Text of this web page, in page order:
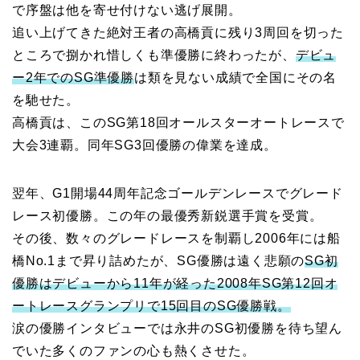
で序盤は他を寄せ付けない逃げ展開。
追い上げてきた絶対王者の高橋貢に残り3周回を切った
ところで捌かれ惜しくも準優勝に終わったが、 デビュ
ー2年でのSG準優勝は類を見ない成績で全国にその名
を馳せた。
高橋貢は、このSG第18回オールスターオートレースで
大会3連覇。同年SG3回優勝の偉業を達成。
翌年、G1開場44周年記念ゴールデンレースでグレード
レース初優勝。この年の最優秀新鋭選手賞を受賞。
その後、数々のグレードレースを制覇し2006年には船
橋No.1まで昇り詰めたが、SG優勝は遠く悲願のSG初
優勝はデビューから11年が経った2008年SG第12回オ
ートレースグランプリで15回目のSG優勝戦。
涙の優勝インタビューでは永井のSG初優勝を待ち望ん
でいた多くのファンの心も熱くさせた。